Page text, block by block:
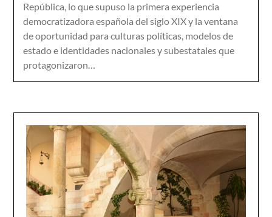
República, lo que supuso la primera experiencia
democratizadora española del siglo XIX y la ventana
de oportunidad para culturas políticas, modelos de
estado e identidades nacionales y subestatales que
protagonizaron…